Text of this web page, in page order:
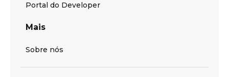
Portal do Developer
Mais
Sobre nós